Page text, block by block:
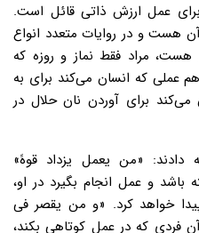
برای عمل ارزش ذاتی قائل است.
هست و در روایات متعدد انواع
مراد فقط نماز و روزه که
عملی که انسان می‌کند برای به
برای آوردن نان حلال در
دادند: «من یعمل یزداد قوهً»
باشد و عمل انجام بگیرد در او،
خواهد کرد. «و من یقصر فی
فردی که در عمل کوتاهی بکند،